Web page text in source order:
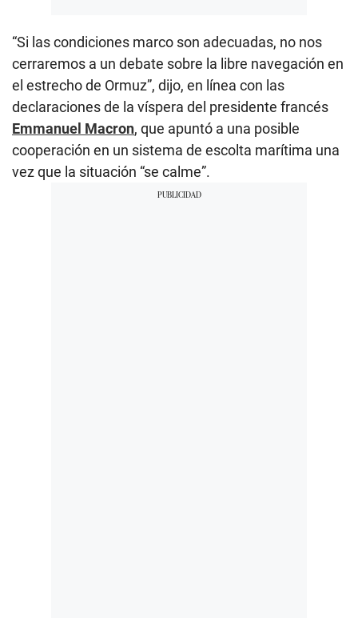
“Si las condiciones marco son adecuadas, no nos
cerraremos a un debate sobre la libre navegación en
el estrecho de Ormuz”, dijo, en línea con las
declaraciones de la víspera del presidente francés
Emmanuel Macron, que apuntó a una posible
cooperación en un sistema de escolta marítima una
vez que la situación “se calme”.